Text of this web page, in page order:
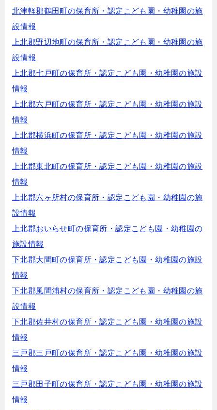
北津軽郡鶴田町の保育所・認定こども園・幼稚園の施
設情報
上北郡野辺地町の保育所・認定こども園・幼稚園の施
設情報
上北郡七戸町の保育所・認定こども園・幼稚園の施設
情報
上北郡六戸町の保育所・認定こども園・幼稚園の施設
情報
上北郡横浜町の保育所・認定こども園・幼稚園の施設
情報
上北郡東北町の保育所・認定こども園・幼稚園の施設
情報
上北郡六ヶ所村の保育所・認定こども園・幼稚園の施
設情報
上北郡おいらせ町の保育所・認定こども園・幼稚園の
施設情報
下北郡大間町の保育所・認定こども園・幼稚園の施設
情報
下北郡風間浦村の保育所・認定こども園・幼稚園の施
設情報
下北郡佐井村の保育所・認定こども園・幼稚園の施設
情報
三戸郡三戸町の保育所・認定こども園・幼稚園の施設
情報
三戸郡田子町の保育所・認定こども園・幼稚園の施設
情報